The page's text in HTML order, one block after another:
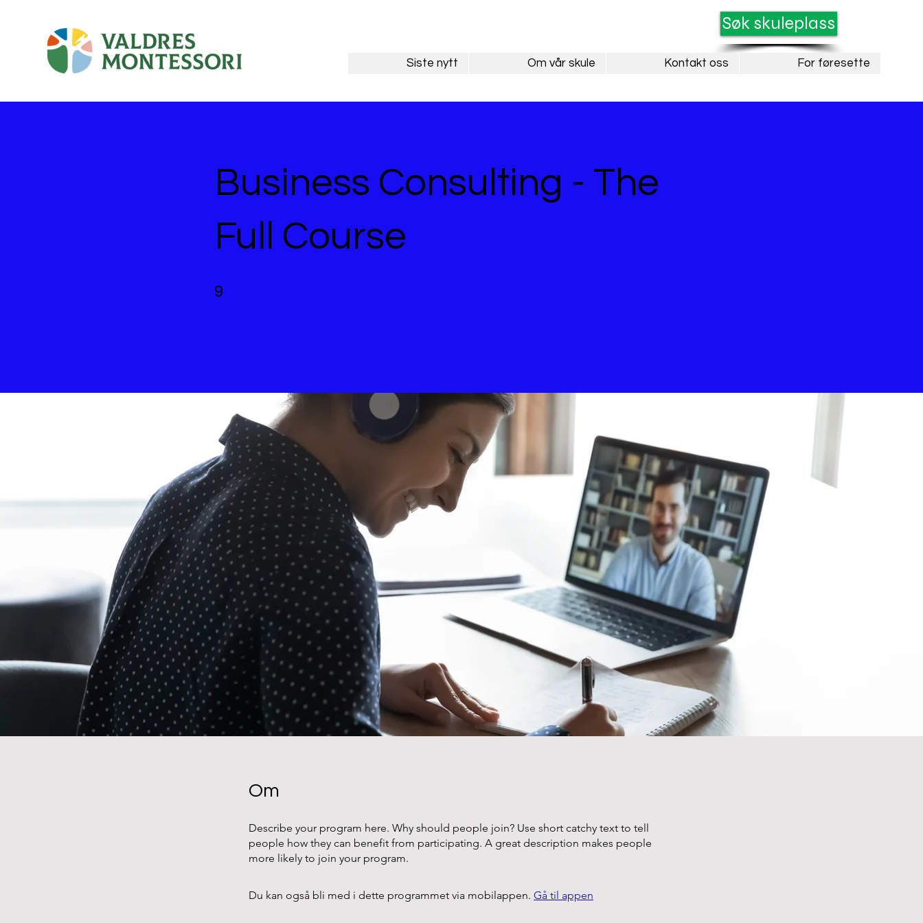
Søk skuleplass
Siste nytt Om vår skule Kontakt oss For føresette
Business Consulting - The
Full Course
9
Om
Describe your program here. Why should people join? Use short catchy text to tell
people how they can benefit from participating. A great description makes people
more likely to join your program.
Du kan også bli med i dette programmet via mobilappen. Gå til appen